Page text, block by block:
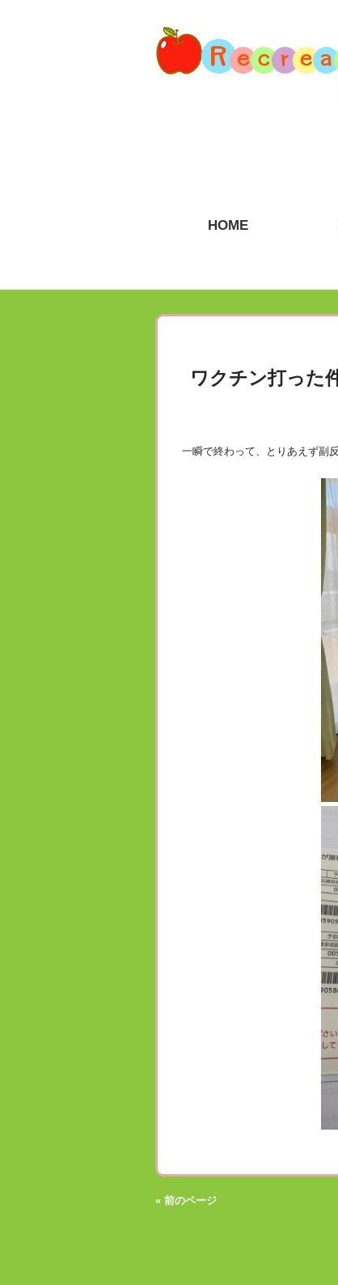
HOME
ワクチン打った
一瞬で終わって、とりあえず副
« 前のページ